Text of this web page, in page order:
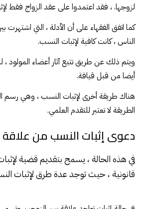
لزوجها. ، فقد اعتمدوا على عقد الزواج فقط
كما اتفق الفقهاء على أن الأدلة ، التي اشتهرت
الناس ، كانت كافية لإثبات النسب.
ويتم ذلك عن طريق تتبع آثار أعضاء المولود
أيضا من قبل قيافة.
هناك طريقة أخرى لإثبات النسب ، وهي رسم
الطريقة لا تعتبر للتقدم العلمي.
دعوى إثبات النسب من علاقة
في هذه الحالة ، يسمح بتقديم قضية
قانونية ، حيث توجد عدة طرق لإثبات